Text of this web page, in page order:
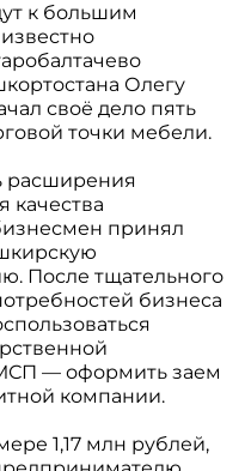
к большим
Олегу
своё дело пять
точки мебели.
расширения
качества
принял
После тщательного
бизнеса
— оформить заем
компании.
1,17 млн рублей,